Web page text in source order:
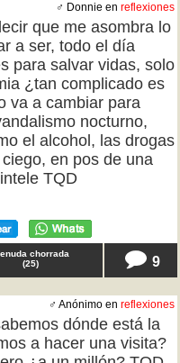
♂ Donnie en reflexiones
que me asombra lo
a ser, todo el día
para salvar vidas, solo
¿tan complicado es
va a cambiar para
nocturno,
el alcohol, las drogas
en pos de una
TQD
chorrada
(25) 9
♂ Anónimo en reflexiones
dónde está la
a hacer una visita?